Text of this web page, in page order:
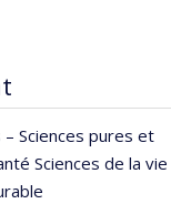
Sciences pures et
Sciences de la vie